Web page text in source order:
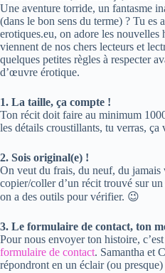
Une aventure torride, un fantasme
(dans le bon sens du terme) ? Tu es
erotiques.eu, on adore les nouvelles
viennent de nos chers lecteurs et
quelques petites règles à respecter
d’œuvre érotique.
1. La taille, ça compte !
Ton récit doit faire au minimum
les détails croustillants, tu verras, ça
2. Sois original(e) !
On veut du frais, du neuf, du jamais
copier/coller d’un récit trouvé sur
on a des outils pour vérifier. 😉
3. Le formulaire de contact, ton
Pour nous envoyer ton histoire,
formulaire de contact. Samantha et
répondront en un éclair (ou presque)